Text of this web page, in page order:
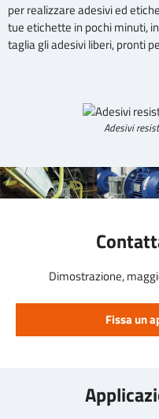
per realizzare adesivi ed
tue etichette in pochi minuti,
taglia gli adesivi liberi, pronti
Adesivi
Dimostrazione,
Fissa un